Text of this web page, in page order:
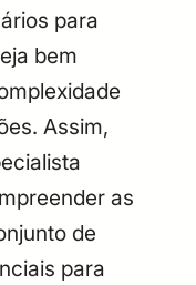
para
bem
Assim,
as
de
para